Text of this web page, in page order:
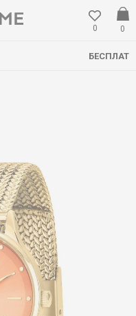
0
0
НАД 3000 ден